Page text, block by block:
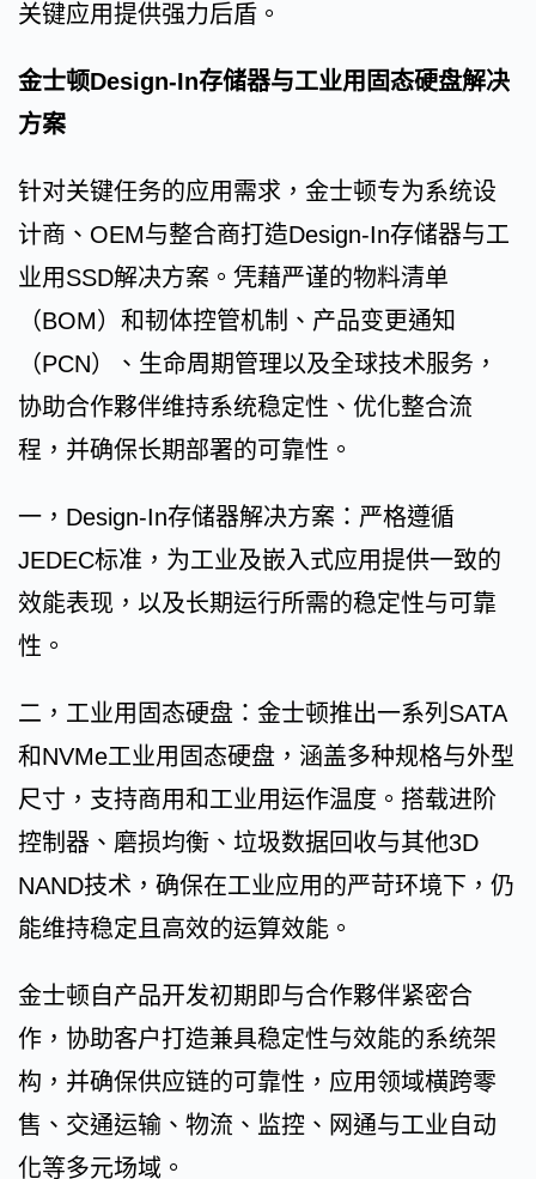
关键应用提供强力后盾。
金士顿Design-In存储器与工业用固态硬盘解决
方案
针对关键任务的应用需求，金士顿专为系统设
计商、OEM与整合商打造Design-In存储器与工
业用SSD解决方案。凭藉严谨的物料清单
（BOM）和韧体控管机制、产品变更通知
（PCN）、生命周期管理以及全球技术服务，
协助合作夥伴维持系统稳定性、优化整合流
程，并确保长期部署的可靠性。
一，Design-In存储器解决方案：严格遵循
JEDEC标准，为工业及嵌入式应用提供一致的
效能表现，以及长期运行所需的稳定性与可靠
性。
二，工业用固态硬盘：金士顿推出一系列SATA
和NVMe工业用固态硬盘，涵盖多种规格与外型
尺寸，支持商用和工业用运作温度。搭载进阶
控制器、磨损均衡、垃圾数据回收与其他3D
NAND技术，确保在工业应用的严苛环境下，仍
能维持稳定且高效的运算效能。
金士顿自产品开发初期即与合作夥伴紧密合
作，协助客户打造兼具稳定性与效能的系统架
构，并确保供应链的可靠性，应用领域横跨零
售、交通运输、物流、监控、网通与工业自动
化等多元场域。